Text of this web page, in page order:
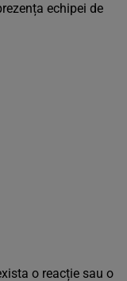
echipei de
o reacție sau o